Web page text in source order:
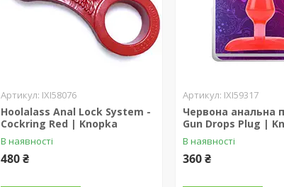
IXI58076
Hoolalass Anal Lock System -
Cockring Red | Knopka
В наявності
480 ₴
IXI59317
Червона анальна
Gun Drops Plug |
В наявності
360 ₴